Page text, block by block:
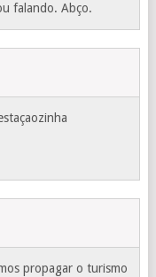
falando. Abço.
propagar o turismo